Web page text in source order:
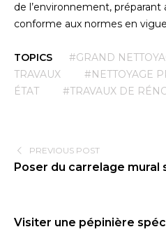
de l’environnement,
conforme aux normes en
TOPICS #GRAND
TRAVAUX
#NETTOYAGE
ÉTAT
#TRAVAUX DE
PREVIOUS POST
Poser du carrelage mural
Visiter une pépinière